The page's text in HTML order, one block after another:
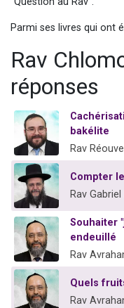
2
Parmi ses livres qui ont
Rav
réponses
bakélite
Rav
Compter
Rav
Souhaiter
endeuillé
Rav
Quels
Rav